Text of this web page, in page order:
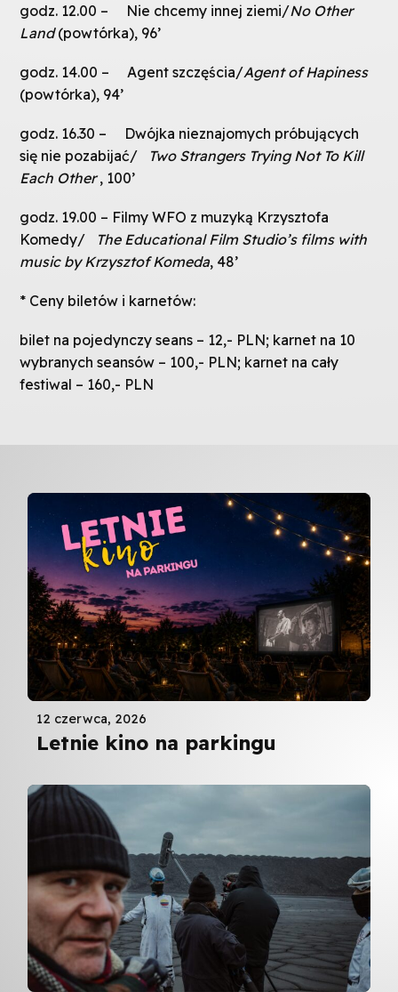
godz. 12.00 – Nie chcemy innej ziemi/No Other
Land(powtórka), 96’
godz. 14.00 – Agent szczęścia/Agent of Hapiness
(powtórka), 94’
godz. 16.30 – Dwójka nieznajomych próbujących
się nie pozabijać/
Two Strangers Trying Not To Kill
Each Other, 100’
godz. 19.00 – Filmy WFO z muzyką Krzysztofa
Komedy/
The Educational Film Studio’s films with
music by Krzysztof Komeda, 48’
* Ceny biletów i karnetów:
bilet na pojedynczy seans – 12,- PLN; karnet na 10
wybranych seansów – 100,- PLN; karnet na cały
festiwal – 160,- PLN
12 czerwca, 2026
Letnie kino na parkingu